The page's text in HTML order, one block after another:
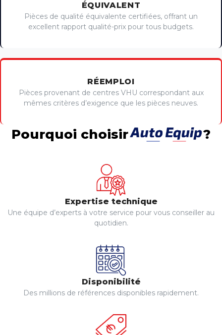
ÉQUIVALENT
Pièces de qualité équivalente certifiées, offrant un
excellent rapport qualité-prix pour tous budgets.
RÉEMPLOI
Pièces provenant de centres VHU correspondant aux
mêmes critères d’exigence que les pièces neuves.
Pourquoi choisir ?
Expertise technique
Une équipe d’experts à votre service pour vous conseiller au
quotidien.
Disponibilité
Des millions de références disponibles rapidement.